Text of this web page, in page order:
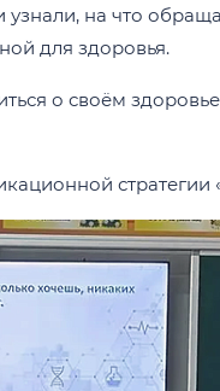
на что
для здоровья.
о своём
стратегии